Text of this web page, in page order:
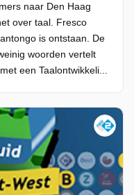
naar Den Haag
over taal. Fresco
is ontstaan. De
woorden vertelt
een Taalontwikkeli...